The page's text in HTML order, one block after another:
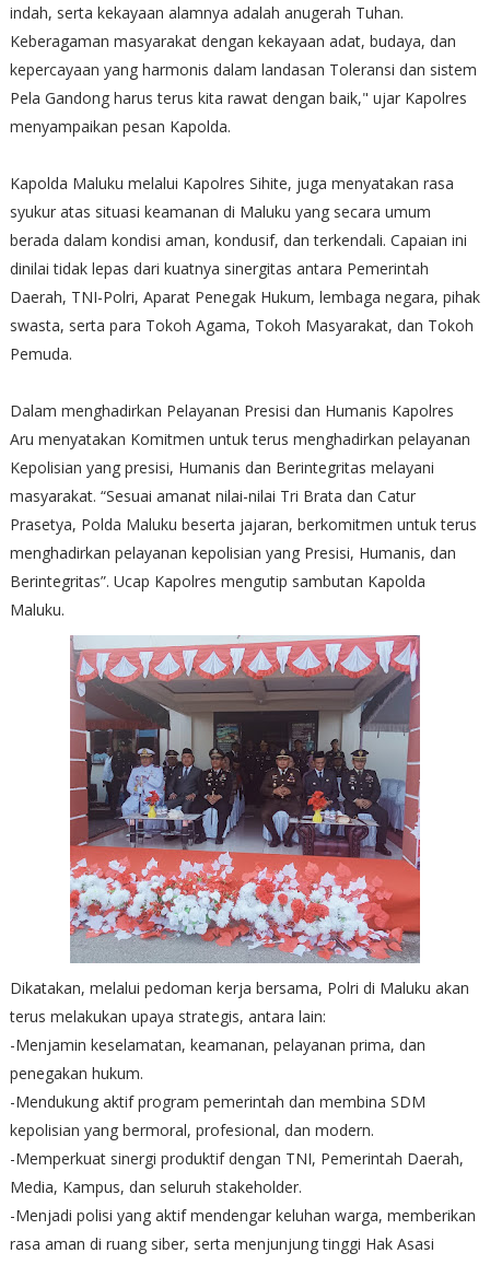
indah, serta kekayaan alamnya adalah anugerah Tuhan.
Keberagaman masyarakat dengan kekayaan adat, budaya, dan
kepercayaan yang harmonis dalam landasan Toleransi dan sistem
Pela Gandong harus terus kita rawat dengan baik," ujar Kapolres
menyampaikan pesan Kapolda.
Kapolda Maluku melalui Kapolres Sihite, juga menyatakan rasa
syukur atas situasi keamanan di Maluku yang secara umum
berada dalam kondisi aman, kondusif, dan terkendali. Capaian ini
dinilai tidak lepas dari kuatnya sinergitas antara Pemerintah
Daerah, TNI-Polri, Aparat Penegak Hukum, lembaga negara, pihak
swasta, serta para Tokoh Agama, Tokoh Masyarakat, dan Tokoh
Pemuda.
Dalam menghadirkan Pelayanan Presisi dan Humanis Kapolres
Aru menyatakan Komitmen untuk terus menghadirkan pelayanan
Kepolisian yang presisi, Humanis dan Berintegritas melayani
masyarakat. “Sesuai amanat nilai-nilai Tri Brata dan Catur
Prasetya, Polda Maluku beserta jajaran, berkomitmen untuk terus
menghadirkan pelayanan kepolisian yang Presisi, Humanis, dan
Berintegritas”. Ucap Kapolres mengutip sambutan Kapolda
Maluku.
Dikatakan, melalui pedoman kerja bersama, Polri di Maluku akan
terus melakukan upaya strategis, antara lain:
-Menjamin keselamatan, keamanan, pelayanan prima, dan
penegakan hukum.
-Mendukung aktif program pemerintah dan membina SDM
kepolisian yang bermoral, profesional, dan modern.
-Memperkuat sinergi produktif dengan TNI, Pemerintah Daerah,
Media, Kampus, dan seluruh stakeholder.
-Menjadi polisi yang aktif mendengar keluhan warga, memberikan
rasa aman di ruang siber, serta menjunjung tinggi Hak Asasi